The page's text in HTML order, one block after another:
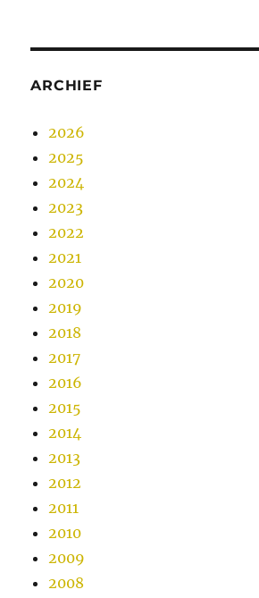
ARCHIEF
2026
2025
2024
2023
2022
2021
2020
2019
2018
2017
2016
2015
2014
2013
2012
2011
2010
2009
2008